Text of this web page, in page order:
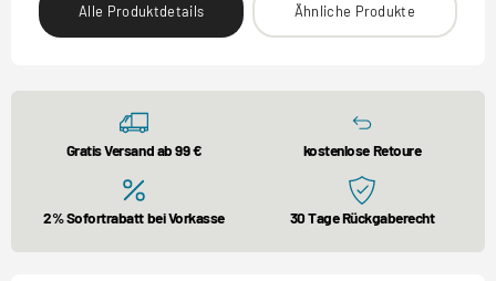
Alle Produktdetails Ähnliche Produkte
Gratis Versand ab 99 € kostenlose Retoure
2% Sofortrabatt bei Vorkasse 30 Tage Rückgaberecht